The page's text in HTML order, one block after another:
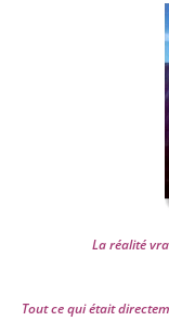
La réa­lité
Tout ce qui était